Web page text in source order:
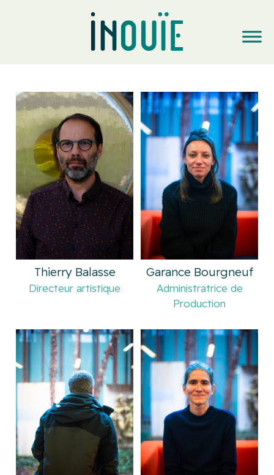
Thierry Balasse
Directeur artistique
Garance Bourgneuf
Administratrice de
Production